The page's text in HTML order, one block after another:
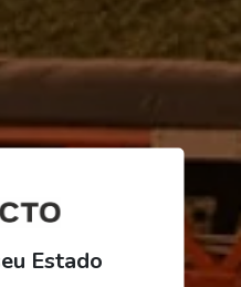
2,29
Estado